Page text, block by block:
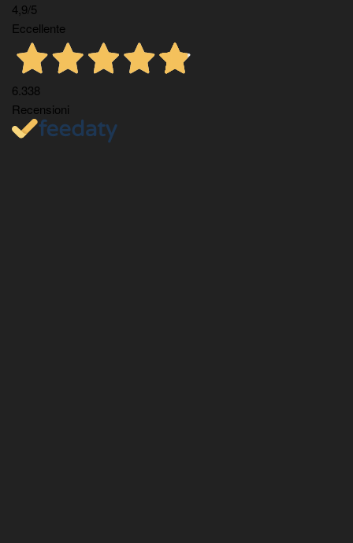
4,9/5
Eccellente
6.338
Recensioni